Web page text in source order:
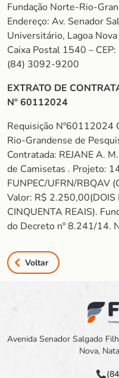
Fundação Norte-Rio-
Endereço: Av. Senador
Universitário, Lagoa Nova
Caixa Postal 1540 –
(84) 3092-9200
EXTRATO DE
Nº 60112024
Requisição Nº60112024
Rio-Grandense de
Contratada: REJANE A.
de Camisetas . Projeto:
FUNPEC/UFRN/RBQAV
Valor: R$ 2.250,00(DOIS
CINQUENTA REAIS).
do Decreto nº 8.241/14.
Voltar
Avenida Senador Salgado
Nova,